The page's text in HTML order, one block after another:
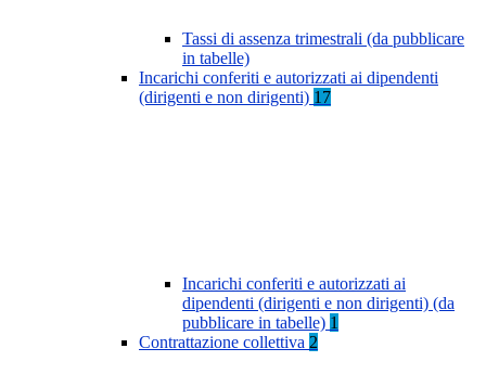
Tassi di assenza trimestrali (da pubblicare
in tabelle)
Incarichi conferiti e autorizzati ai dipendenti
(dirigenti e non dirigenti) 17
Incarichi conferiti e autorizzati ai
dipendenti (dirigenti e non dirigenti) (da
pubblicare in tabelle) 1
Contrattazione collettiva 2